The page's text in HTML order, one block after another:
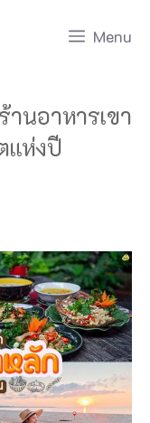
Menu
นอาหารเขา
แห่งปี